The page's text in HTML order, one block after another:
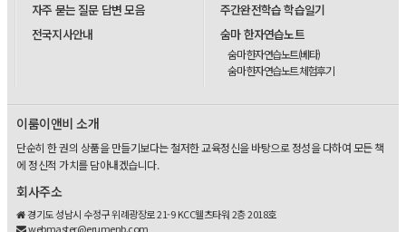
자주 묻는 질문 답변 모음
전국지사안내
주간완전학습 학습일기
숨마 한자연습노트
숨마 한자연습노트(베타)
숨마 한자연습노트 체험후기
이룸이앤비 소개
단순히 한 권의 상품을 만들기보다는 철저한 교육정신을 바탕으로 정성을 다하여 모든 책
에 정신적 가치를 담아내겠습니다.
회사주소
경기도 성남시 수정구 위례광장로 21-9 KCC웰츠타워 2층 2018호
webmaster@erumenb.com